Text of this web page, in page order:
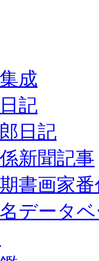
成
記
日記
新聞記事
書画家
データ